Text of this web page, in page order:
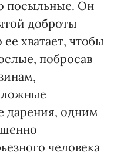
посыльные. Он
доброты
хватает, чтобы
побросав
дарения, одним
человека